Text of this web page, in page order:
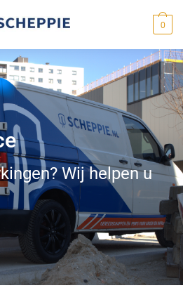
0
Wij helpen u